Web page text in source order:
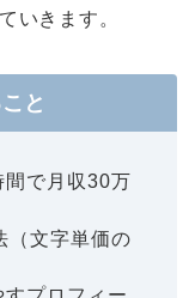
いきます。
と
間で月収30万
（文字単価の